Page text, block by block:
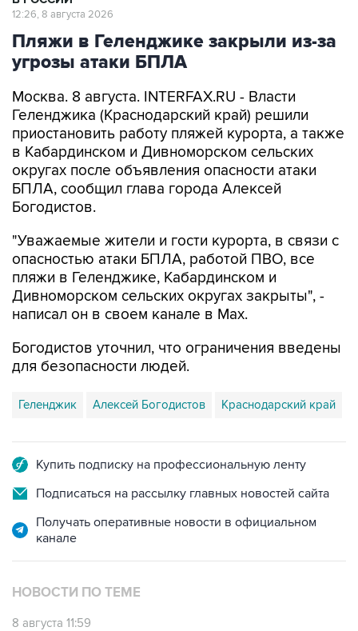
12:26, 8 августа 2026
Пляжи в Геленджике закрыли из-за
угрозы атаки БПЛА
Москва. 8 августа. INTERFAX.RU - Власти
Геленджика (Краснодарский край) решили
приостановить работу пляжей курорта, а также
в Кабардинском и Дивноморском сельских
округах после объявления опасности атаки
БПЛА, сообщил глава города Алексей
Богодистов.
"Уважаемые жители и гости курорта, в связи с
опасностью атаки БПЛА, работой ПВО, все
пляжи в Геленджике, Кабардинском и
Дивноморском сельских округах закрыты", -
написал он в своем канале в Max.
Богодистов уточнил, что ограничения введены
для безопасности людей.
Геленджик Алексей Богодистов Краснодарский край
Купить подписку на профессиональную ленту
Подписаться на рассылку главных новостей сайта
Получать оперативные новости в официальном
канале
НОВОСТИ ПО ТЕМЕ
8 августа 11:59